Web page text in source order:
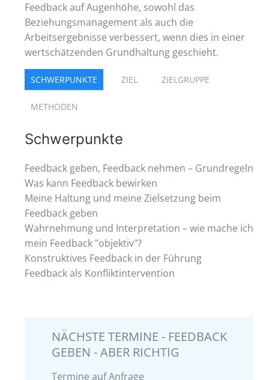
Feedback auf Augenhöhe, sowohl das
Beziehungsmanagement als auch die
Arbeitsergebnisse verbessert, wenn dies in einer
wertschätzenden Grundhaltung geschieht.
SCHWERPUNKTE ZIEL ZIELGRUPPE
METHODEN
Schwerpunkte
Feedback geben, Feedback nehmen – Grundregeln
Was kann Feedback bewirken
Meine Haltung und meine Zielsetzung beim
Feedback geben
Wahrnehmung und Interpretation – wie mache ich
mein Feedback "objektiv"?
Konstruktives Feedback in der Führung
Feedback als Konfliktintervention
NÄCHSTE TERMINE - FEEDBACK
GEBEN - ABER RICHTIG
Termine auf Anfrage